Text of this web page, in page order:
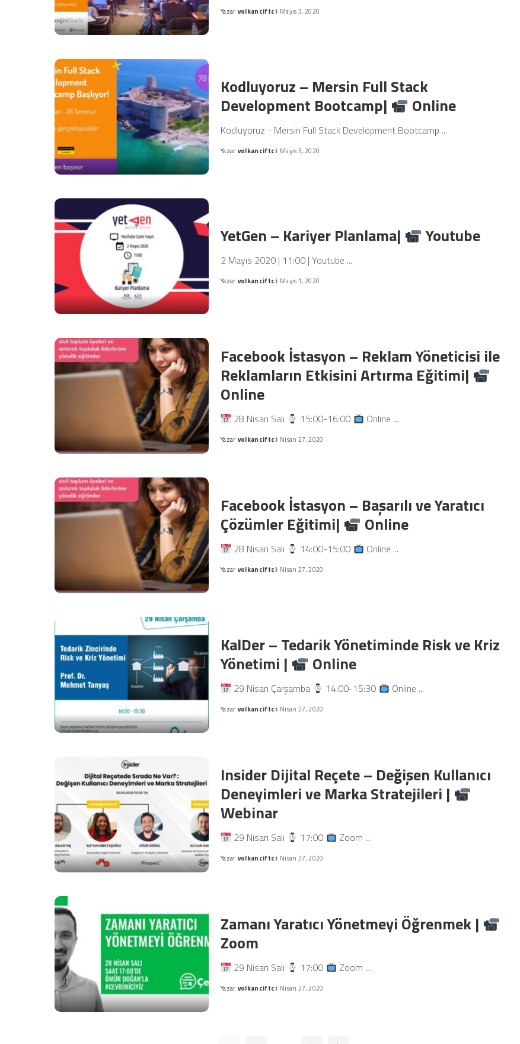
Posted
Yazar volkanciftci Mayıs 3, 2020
Kodluyoruz – Mersin Full Stack
Development Bootcamp|
Online
Kodluyoruz - Mersin Full Stack Development Bootcamp ...
Posted
Yazar volkanciftci Mayıs 3, 2020
YetGen – Kariyer Planlama| Youtube
2 Mayıs 2020 | 11:00 | Youtube ...
Posted
Yazar volkanciftci Mayıs 1, 2020
Facebook İstasyon – Reklam Yöneticisi ile
Reklamların Etkisini Artırma Eğitimi|
Online
28 Nisan Salı 15:00-16:00 Online ...
Posted
Yazar volkanciftci Nisan 27, 2020
Facebook İstasyon – Başarılı ve Yaratıcı
Çözümler Eğitimi|
Online
28 Nisan Salı 14:00-15:00 Online ...
Posted
Yazar volkanciftci Nisan 27, 2020
KalDer – Tedarik Yönetiminde Risk ve Kriz
Yönetimi |
Online
29 Nisan Çarşamba 14:00-15:30 Online ...
Posted
Yazar volkanciftci Nisan 27, 2020
Insider Dijital Reçete – Değişen Kullanıcı
Deneyimleri ve Marka Stratejileri |
Webinar
29 Nisan Salı 17:00 Zoom ...
Posted
Yazar volkanciftci Nisan 27, 2020
Zamanı Yaratıcı Yönetmeyi Öğrenmek |
Zoom
29 Nisan Salı 17:00 Zoom ...
Posted
Yazar volkanciftci Nisan 27, 2020